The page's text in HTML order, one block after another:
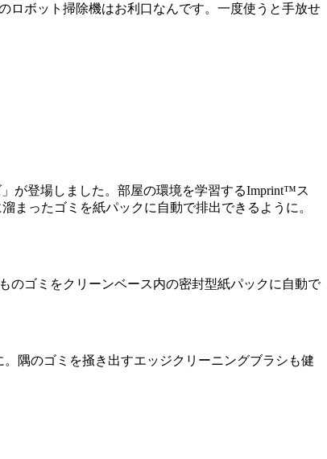
ロボット掃除機はお利口なんです。一度使うと手放せ
が登場しました。部屋の環境を学習するImprint™ス
まったゴミを紙パックに自動で排出できるように。
のゴミをクリーンベース内の密封型紙パックに自動で
隅のゴミを掻き出すエッジクリーニングブラシも健